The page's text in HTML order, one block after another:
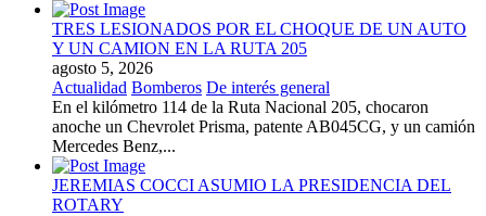
TRES LESIONADOS POR EL CHOQUE DE UN AUTO
Y UN CAMION EN LA RUTA 205
agosto 5, 2026
Actualidad Bomberos De interés general
En el kilómetro 114 de la Ruta Nacional 205, chocaron
anoche un Chevrolet Prisma, patente AB045CG, y un camión
Mercedes Benz,...
JEREMIAS COCCI ASUMIO LA PRESIDENCIA DEL
ROTARY